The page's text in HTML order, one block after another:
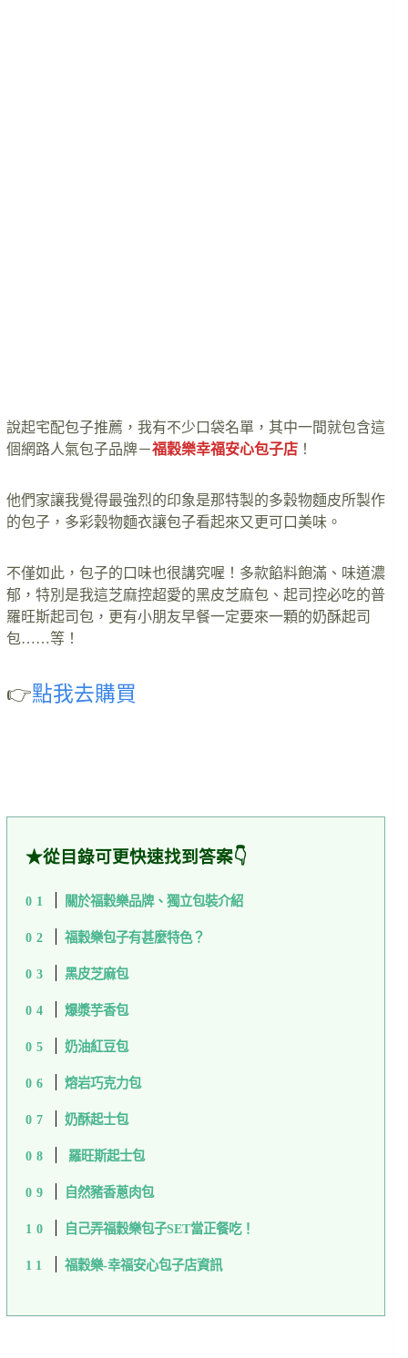
說起宅配包子推薦，我有不少口袋名單，其中一間就包含這
個網路人氣包子品牌－福穀樂幸福安心包子店 ！
他們家讓我覺得最強烈的印象是那特製的多穀物麵皮所製作
的包子，多彩穀物麵衣讓包子看起來又更可口美味。
不僅如此，包子的口味也很講究喔！多款餡料飽滿、味道濃
郁，特別是我這芝麻控超愛的黑皮芝麻包、起司控必吃的普
羅旺斯起司包，更有小朋友早餐一定要來一顆的奶酥起司
包……等！
👉點我去購買
★從目錄可更快速找到答案👇
關於福穀樂品牌、獨立包裝介紹
福穀樂包子有甚麼特色？
黑皮芝麻包
爆漿芋香包
奶油紅豆包
熔岩巧克力包
奶酥起士包
羅旺斯起士包
自然豬香蔥肉包
自己弄福穀樂包子SET當正餐吃！
福穀樂-幸福安心包子店資訊